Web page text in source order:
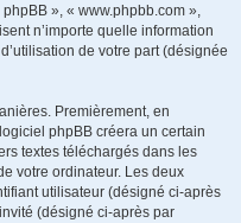
», « www.phpbb.com »,
n’importe quelle information
de votre part (désignée
Premièrement, en
phpBB créera un certain
textes téléchargés dans les
votre ordinateur. Les deux
utilisateur (désigné ci-après
(désigné ci-après par